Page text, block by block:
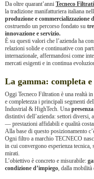
Da oltre quarant’anni Tecneco
la tradizione manifatturiera italiana
produzione e commercializzazione
costruendo un percorso fondato su
innovazione e servizio.
È su questi valori che l’azienda ha
relazioni solide e continuative con
internazionale, affermandosi come
mercati esigenti e in continua
La gamma: completa
Oggi Tecneco Filtration è una realtà
e completezza i principali segmenti
Industrial & HighTech. Una
distintivi dell’azienda: settori diversi,
— prestazioni affidabili e qualità
Alla base di questo posizionamento
Ogni filtro a marchio TECNECO
in cui convergono esperienza tecnica,
mirati.
L’obiettivo è concreto e misurabile:
condizione d’impiego, dalla mobilità